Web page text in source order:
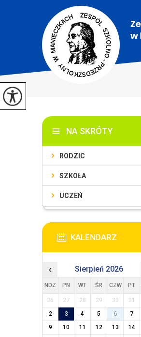
NA SKRÓTY
RODZIC
SZKOŁA
UCZEŃ
KALENDARZ
‹ Sierpień 2026
NDZ PN WT ŚR CZW PT
26 27 28 29 30 31
2
3 4 5 6 7
9
10 11 12 13 14